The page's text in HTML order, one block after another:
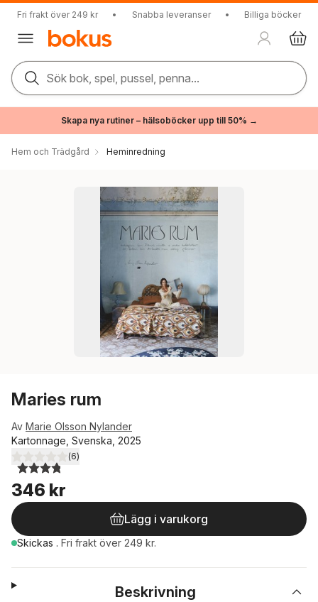
Fri frakt över 249 kr • Snabba leveranser • Billiga böcker
Sök bok, spel, pussel, penna...
Skapa nya rutiner – hälsoböcker upp till 50% →
Hem och Trädgård Heminredning
Maries rum
Av Marie Olsson Nylander
Kartonnage, Svenska, 2025
3,8utav 5 stjärnor. Totalt antal röster:
(6)
346 kr
Lägg i varukorg
Skickas . Fri frakt över 249 kr.
Beskrivning